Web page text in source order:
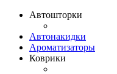
Автошторки
Автонакидки
Ароматизаторы
Коврики